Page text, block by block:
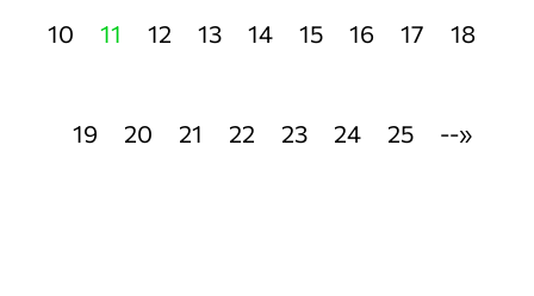
10 11 12 13 14 15 16 17 18
19 20 21 22 23 24 25 --»